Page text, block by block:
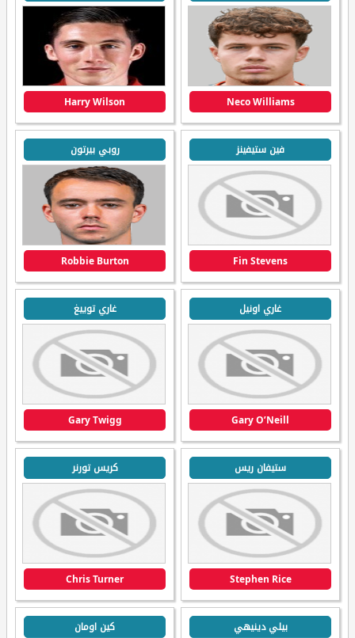
Neco Williams
Harry Wilson
فين ستيفينز
Fin Stevens
روبي بيرتون
Robbie Burton
غاري اونيل
Gary O’Neill
غاري توييغ
Gary Twigg
ستيفان ريس
Stephen Rice
كريس تورنر
Chris Turner
بيلي دينيهي كين اومان